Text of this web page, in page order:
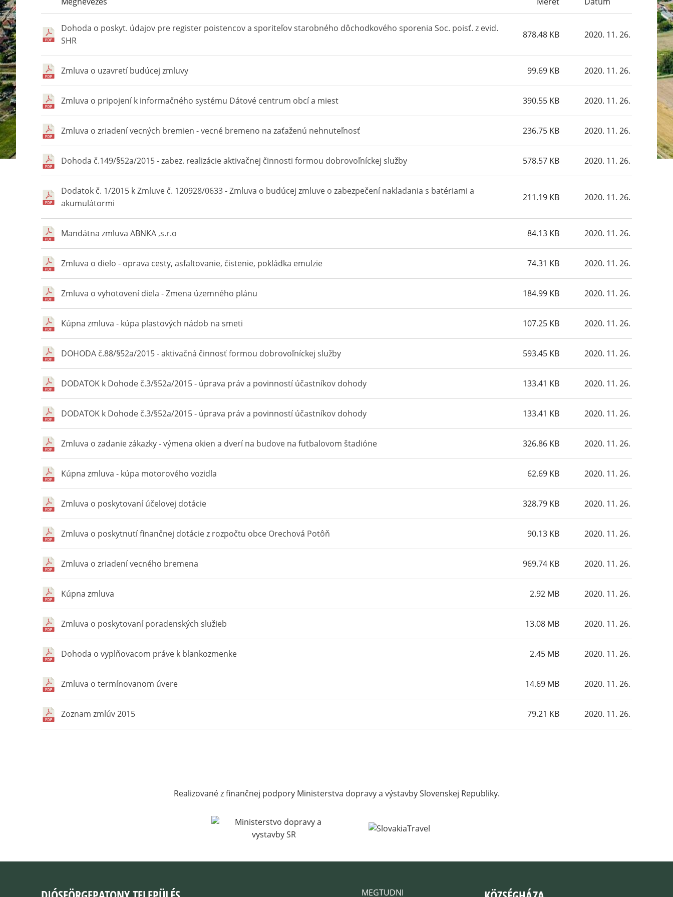
TERÜLETRENDEZÉSI TERV
Dohoda o poskyt. údajov pre register poistencov a sporiteľov starobného dôchodkového sporenia Soc. poisť. z evid.
SHR
878.48 KB 2020. 11. 26.
Zmluva o uzavretí budúcej zmluvy 99.69 KB 2020. 11. 26.
Zmluva o pripojení k informačného systému Dátové centrum obcí a miest 390.55 KB 2020. 11. 26.
Zmluva o zriadení vecných bremien - vecné bremeno na zaťaženú nehnuteľnosť 236.75 KB 2020. 11. 26.
Dohoda č.149/§52a/2015 - zabez. realizácie aktivačnej činnosti formou dobrovoľníckej služby 578.57 KB 2020. 11. 26.
Dodatok č. 1/2015 k Zmluve č. 120928/0633 - Zmluva o budúcej zmluve o zabezpečení nakladania s batériami a
akumulátormi
211.19 KB 2020. 11. 26.
Mandátna zmluva ABNKA ,s.r.o 84.13 KB 2020. 11. 26.
Zmluva o dielo - oprava cesty, asfaltovanie, čistenie, pokládka emulzie 74.31 KB 2020. 11. 26.
Zmluva o vyhotovení diela - Zmena územného plánu 184.99 KB 2020. 11. 26.
Kúpna zmluva - kúpa plastových nádob na smeti 107.25 KB 2020. 11. 26.
DOHODA č.88/§52a/2015 - aktivačná činnosť formou dobrovoľníckej služby 593.45 KB 2020. 11. 26.
DODATOK k Dohode č.3/§52a/2015 - úprava práv a povinností účastníkov dohody 133.41 KB 2020. 11. 26.
DODATOK k Dohode č.3/§52a/2015 - úprava práv a povinností účastníkov dohody 133.41 KB 2020. 11. 26.
Zmluva o zadanie zákazky - výmena okien a dverí na budove na futbalovom štadióne 326.86 KB 2020. 11. 26.
Kúpna zmluva - kúpa motorového vozidla 62.69 KB 2020. 11. 26.
Zmluva o poskytovaní účelovej dotácie 328.79 KB 2020. 11. 26.
Zmluva o poskytnutí finančnej dotácie z rozpočtu obce Orechová Potôň 90.13 KB 2020. 11. 26.
Zmluva o zriadení vecného bremena 969.74 KB 2020. 11. 26.
Kúpna zmluva 2.92 MB 2020. 11. 26.
Zmluva o poskytovaní poradenských služieb 13.08 MB 2020. 11. 26.
Dohoda o vyplňovacom práve k blankozmenke 2.45 MB 2020. 11. 26.
Zmluva o termínovanom úvere 14.69 MB 2020. 11. 26.
Zoznam zmlúv 2015 79.21 KB 2020. 11. 26.
Realizované z finančnej podpory Ministerstva dopravy a výstavby Slovenskej Republiky.
MEGTUDNI